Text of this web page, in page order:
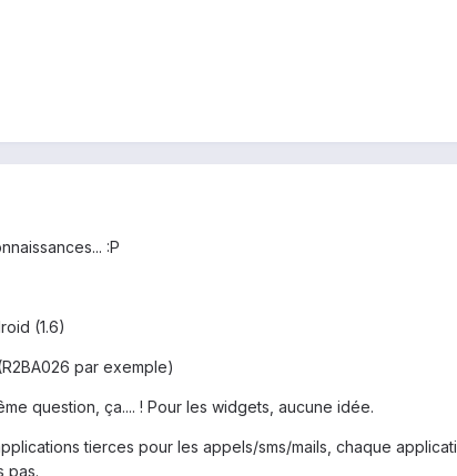
:P
(1.6)
par exemple)
question, ça.... ! Pour les widgets, aucune idée.
tierces pour les appels/sms/mails, chaque
pas.